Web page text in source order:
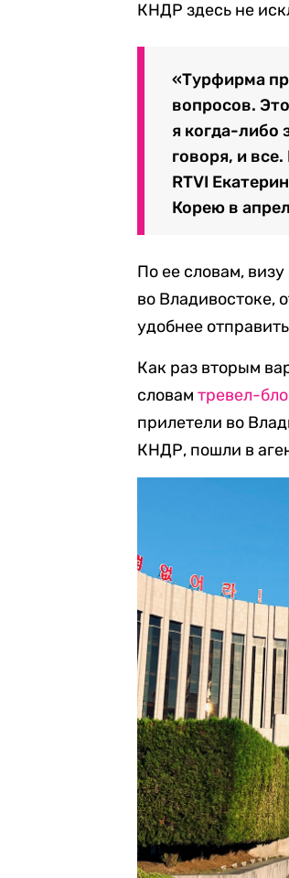
КНДР здесь не
«Турфирма
вопросов.
я когда-либо
говоря, и
RTVI
Корею в
По ее словам,
во Владивостоке,
удобнее
Как раз вторым
словам тревел-
прилетели во
КНДР, пошли в